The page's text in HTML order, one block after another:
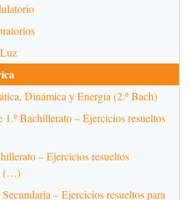
Dinámica y Energía (2.º Bach)
Bachillerato – Ejercicios resueltos
– Ejercicios resueltos
(…)
– Ejercicios resueltos para